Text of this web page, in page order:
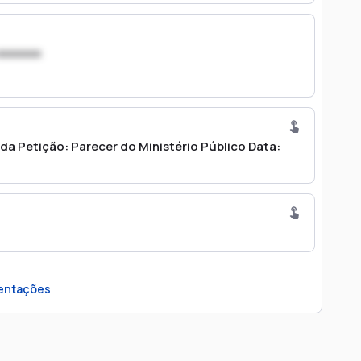
Petição: Parecer do Ministério Público Data: